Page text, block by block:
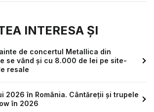
INTERESA ȘI
de concertul Metallica din
se vând și cu 8.000 de lei pe site-
resale
2026 în România. Cântăreții și trupele
în 2026